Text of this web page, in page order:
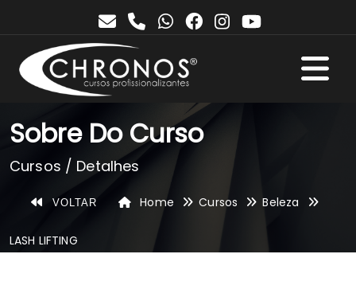
Sobre Do Curso
Cursos / Detalhes
VOLTAR Home Cursos Beleza
LASH LIFTING